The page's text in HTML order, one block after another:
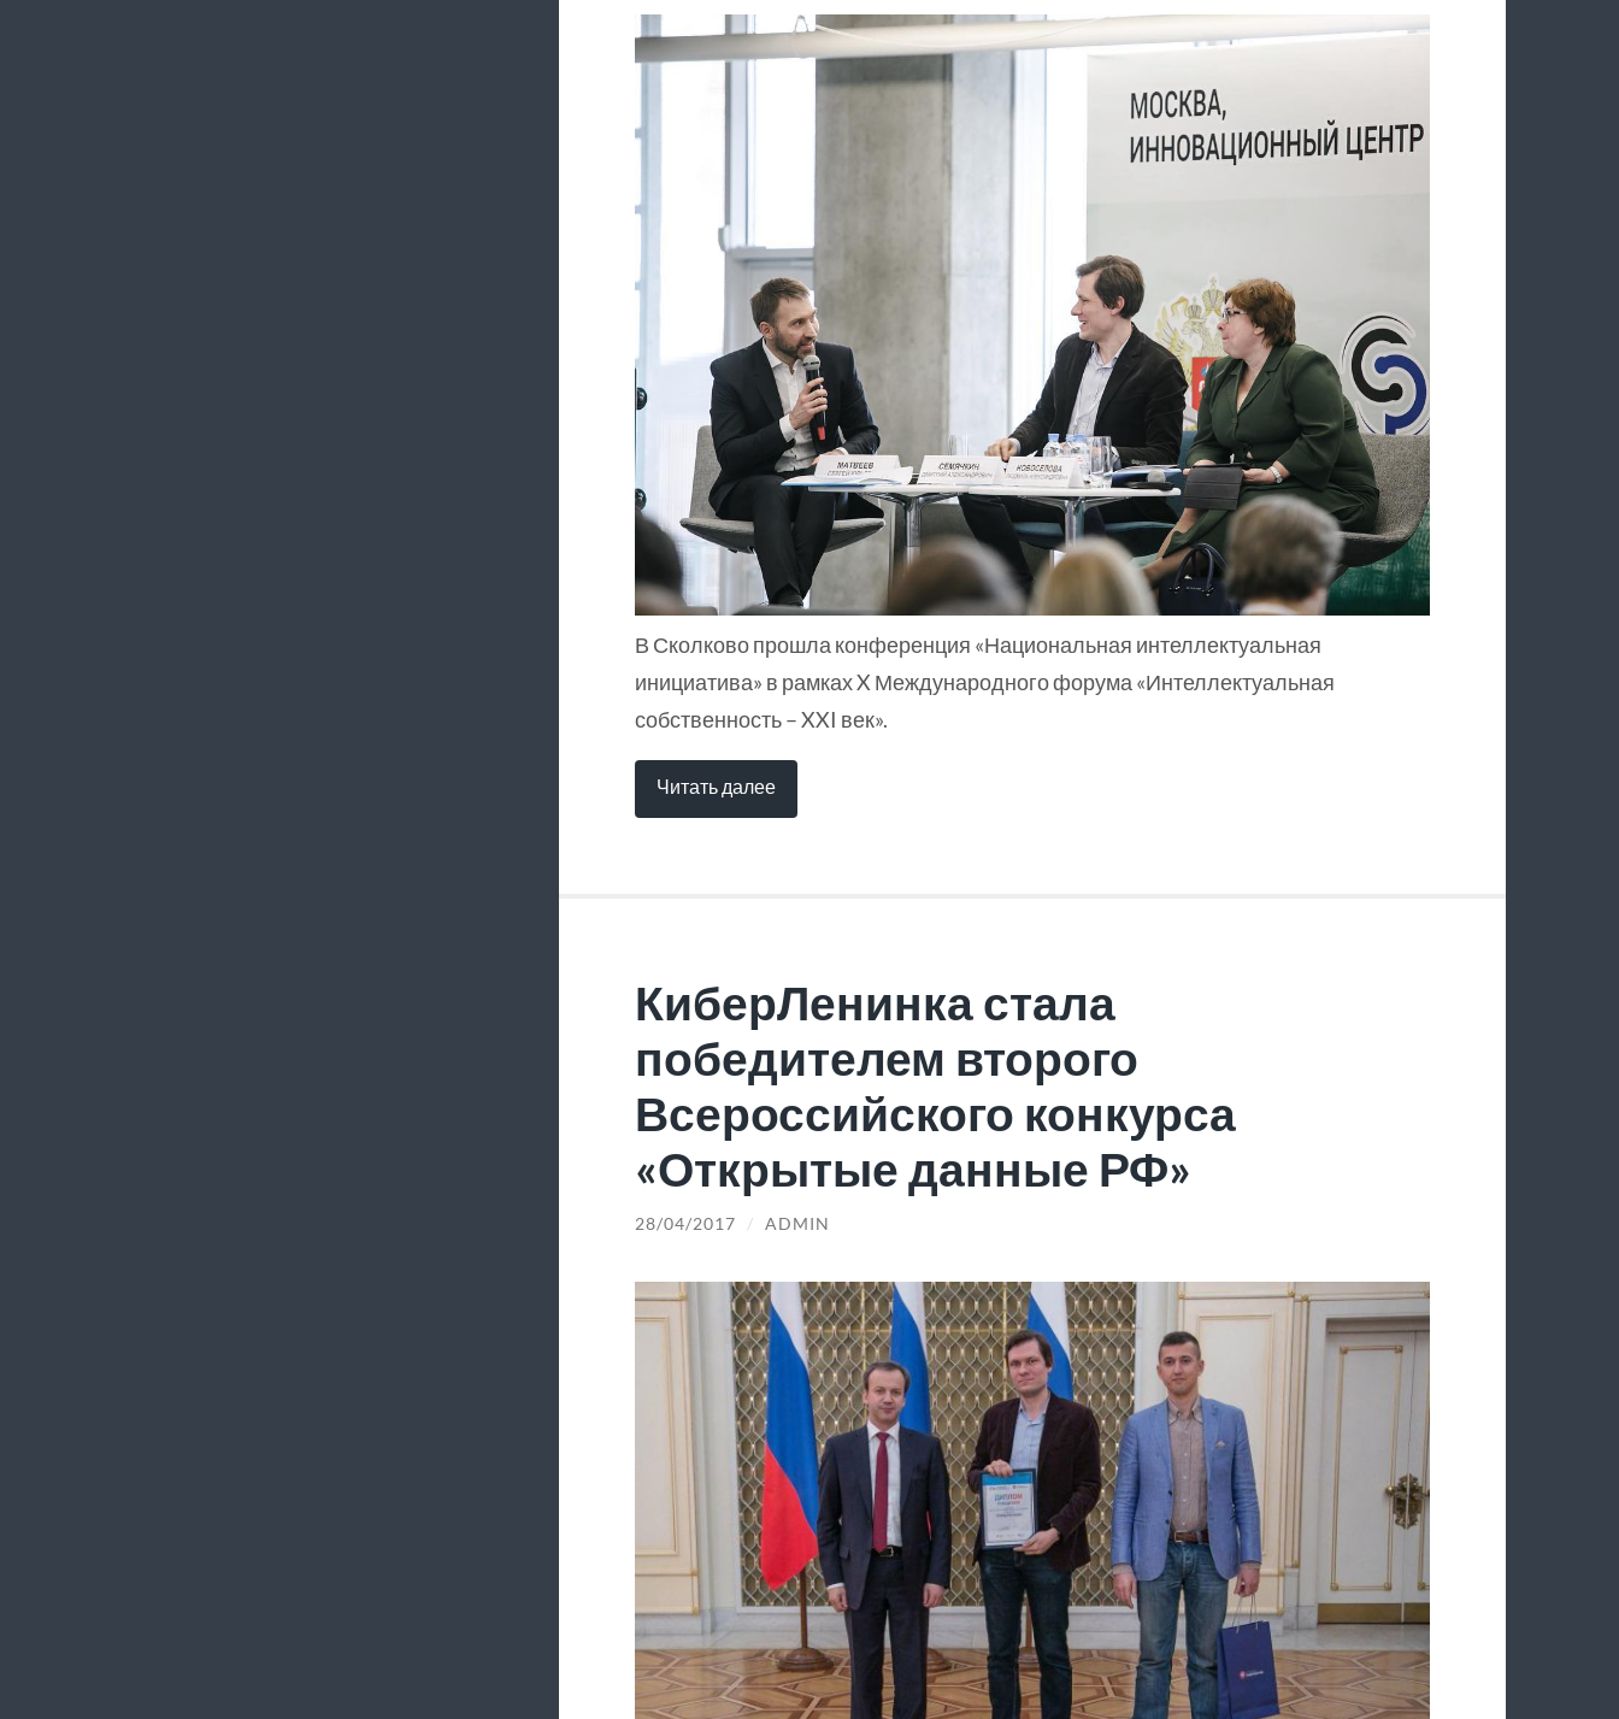
В Сколково прошла конференция «Национальная интеллектуальная
инициатива» в рамках X Международного форума «Интеллектуальная
собственность – XXI век».
Читать далее
КиберЛенинка стала
победителем второго
Всероссийского конкурса
«Открытые данные РФ»
28/04/2017 / ADMIN